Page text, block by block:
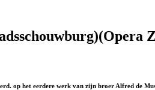
op het eerdere werk van zijn broer Alfred de